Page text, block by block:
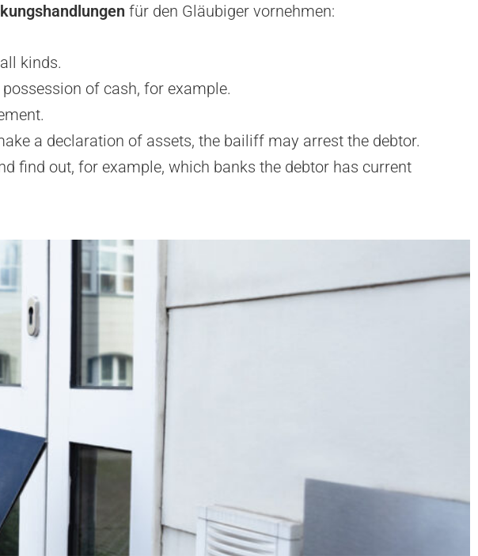
für den Gläubiger vornehmen:
kinds.
of cash, for example.
a declaration of assets, the bailiff may arrest the debtor.
find out, for example, which banks the debtor has current